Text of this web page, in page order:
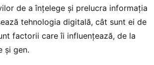
de a înțelege și prelucra informația
tehnologia digitală, cât sunt ei de
factorii care îi influențează, de la
și gen.